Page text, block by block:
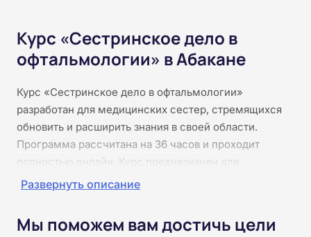
Курс «Сестринское дело в
офтальмологии» в Абакане
Курс «Сестринское дело в офтальмологии»
разработан для медицинских сестер, стремящихся
обновить и расширить знания в своей области.
Программа рассчитана на 36 часов и проходит
полностью онлайн. Курс предназначен для
медсестёр офтальмологических кабинетов и
Слушатели изучат теоретические основы,
Развернуть описание
Мы поможем вам достичь цели